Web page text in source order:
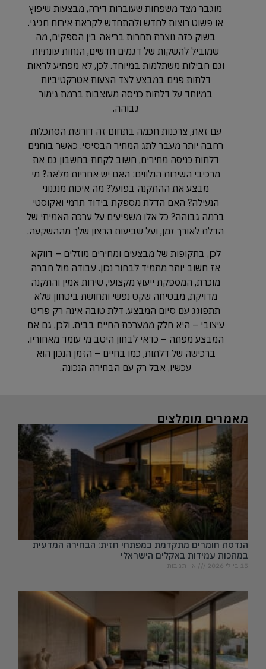
מוגבר מצד משפחות שעוברות דירה, מבצעות שיפוץ
או פשוט רוצות לחדש ולהתחדש לקראת אירוח חגיגי.
בשוק כזה נוצרת תחרות בריאה בין הספקים, מה
שמוביל להשקות של דגמים חדשים, הנחות עונתיות
וגם חבילות משתלמות במיוחד. לכן, לא מפתיע לראות
דלתות פנים במבצע לצד הצעות אטרקטיביות
במיוחד על דלתות כניסה מעוצבות ברמת גימור
גבוהה.
עם זאת, צרכנות חכמה בתחום זה דורשת הסתכלות
רחבה יותר מעבר לתג המחיר הבסיסי. כאשר בוחנים
דלתות כניסה מחירים, חשוב לקחת בחשבון גם את
מרכיבי השירות הנלווים: האם יש אחריות מלאה? מי
מבצע את ההתקנה בפועל? מה איכות מנגנוני
הנעילה? האם הדלת מספקת בידוד תרמי ואקוסטי
ברמה גבוהה? כל אלו משפיעים על ערכה האמיתי של
הדלת לאורך זמן, ועל שביעות הרצון שלך מההשקעה.
לכן, בתקופות של מבצעים ומחירים מוזלים – דווקא
אז חשוב יותר מתמיד לבחור נכון. עבודה מול חברה
מוכרת, המספקת ייעוץ מקצועי, שירות אמין והתקנה
מדויקת, מבטיחה שקט נפשי ותחושת ביטחון שלא
תתפוגג עם סיום המבצע. דלת טובה אינה רק פריט
עיצובי – היא חלק ממערכת החיים בבית. ולכן, גם אם
המבצע מפתה – כדאי לבחון היטב מי עומד מאחוריו.
ברכישה של דלתות, כמו בחיים – הזמן הנכון הוא
עכשיו, אבל רק עם הבחירה הנכונה.
מאמרים מומלצים
הנדסת חומרים מתקדמת במפתחי חזית: הבחירה המדעית
במתכות עמידות באקלים הישראלי
15 ביולי 2026 אין תגובות